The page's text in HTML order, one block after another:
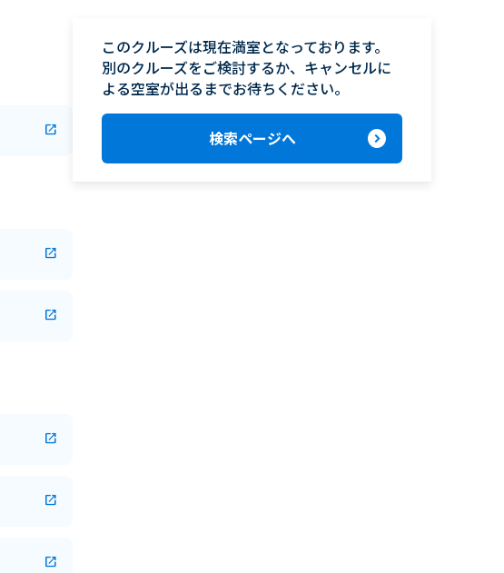
open_in_new
open_in_new
open_in_new
open_in_new
open_in_new
open_in_new
このクルーズは現在満室となっております。
別のクルーズをご検討するか、キャンセルに
よる空室が出るまでお待ちください。
検索ページへ expand_circle_right